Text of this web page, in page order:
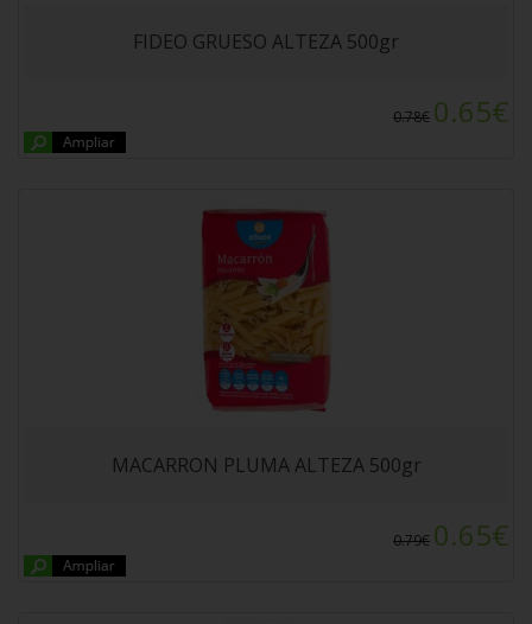
FIDEO GRUESO ALTEZA 500gr
0.78€ 0.65€
MACARRON PLUMA ALTEZA 500gr
0.79€ 0.65€
ALUBIA COCIDA VIVO Frasco Pe.400gr